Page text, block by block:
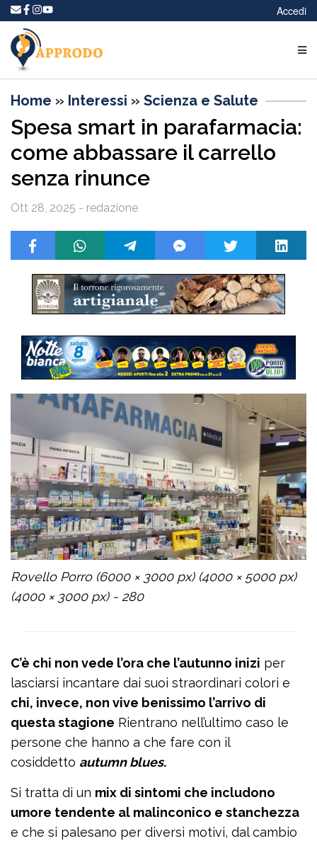
Accedi
Home » Interessi » Scienza e Salute
Spesa smart in parafarmacia:
come abbassare il carrello
senza rinunce
Ott 28, 2025 - redazione
Rovello Porro (6000 × 3000 px) (4000 × 5000 px)
(4000 × 3000 px) - 280
C’è chi non vede l’ora che l’autunno inizi per
lasciarsi incantare dai suoi straordinari colori e
chi, invece, non vive benissimo l’arrivo di
questa stagione Rientrano nell’ultimo caso le
persone che hanno a che fare con il
cosiddetto autumn blues.
Si tratta di un mix di sintomi che includono
umore tendente al malinconico e stanchezza
e che si palesano per diversi motivi, dal cambio